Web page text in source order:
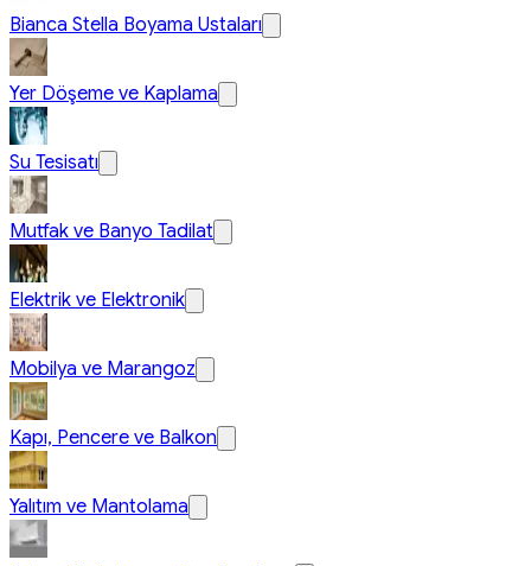
Bianca Stella Boyama Ustaları
Yer Döşeme ve Kaplama
Su Tesisatı
Mutfak ve Banyo Tadilat
Elektrik ve Elektronik
Mobilya ve Marangoz
Kapı, Pencere ve Balkon
Yalıtım ve Mantolama